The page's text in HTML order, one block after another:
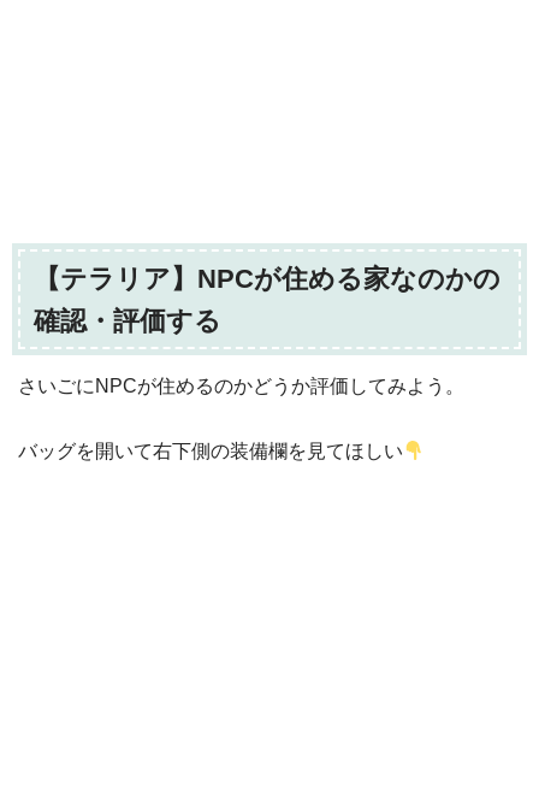
【テラリア】NPCが住める家なのかの
確認・評価する
さいごにNPCが住めるのかどうか評価してみよう。
バッグを開いて右下側の装備欄を見てほしい